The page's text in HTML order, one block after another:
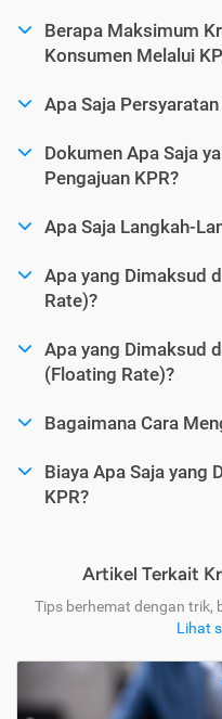
Berapa Maksimum
Konsumen Melalui
Apa Saja
Dokumen Apa Saja
Pengajuan KPR?
Apa Saja Langkah-
Apa yang Dimaksud
Rate)?
Apa yang Dimaksud
(Floating Rate)?
Bagaimana Cara
Biaya Apa Saja yang
KPR?
Artikel Terkait
Tips berhemat dengan trik,
Lihat